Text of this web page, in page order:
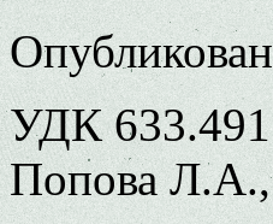
УДК 633.491
Попова